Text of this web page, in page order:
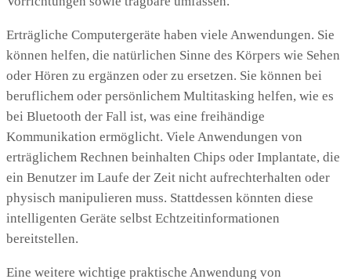
Erträgliche Computergeräte haben viele Anwendungen. Sie
können helfen, die natürlichen Sinne des Körpers wie Sehen
oder Hören zu ergänzen oder zu ersetzen. Sie können bei
beruflichem oder persönlichem Multitasking helfen, wie es
bei Bluetooth der Fall ist, was eine freihändige
Kommunikation ermöglicht. Viele Anwendungen von
erträglichem Rechnen beinhalten Chips oder Implantate, die
ein Benutzer im Laufe der Zeit nicht aufrechterhalten oder
physisch manipulieren muss. Stattdessen könnten diese
intelligenten Geräte selbst Echtzeitinformationen
bereitstellen.
Eine weitere wichtige praktische Anwendung von